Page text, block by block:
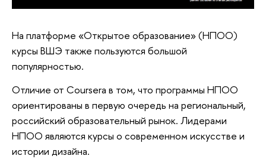
На платформе «Открытое образование» (НПОО)
курсы ВШЭ также пользуются большой
популярностью.
Отличие от Coursera в том, что программы НПОО
ориентированы в первую очередь на региональный,
российский образовательный рынок. Лидерами
НПОО являются курсы о современном искусстве и
истории дизайна.